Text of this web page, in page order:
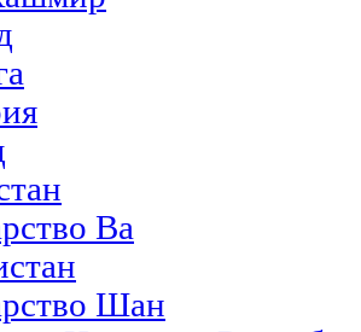
Ва
Шан